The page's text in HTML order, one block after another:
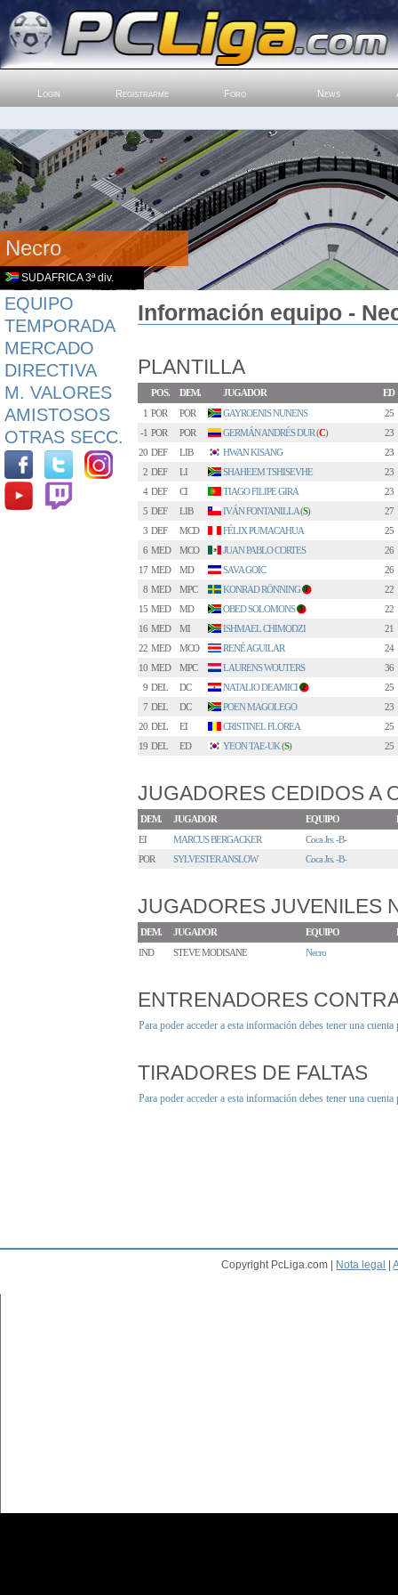
Login Registrarme Foro News
Necro
SUDAFRICA 3ª div.
EQUIPO
TEMPORADA
MERCADO
DIRECTIVA
M. VALORES
AMISTOSOS
OTRAS SECC.
Información equipo -
PLANTILLA
POS. DEM. JUGADOR
ED
1 POR POR GAYROENIS NUNENS
25
-1 POR POR GERMÁN ANDRÉS DUR(C)
23
20 DEF LIB HWAN KISANG
23
2 DEF LI SHAHEEM TSHISEVHE
23
4 DEF CI TIAGO FILIPE GIRA
23
5 DEF LIB IVÁN FONTANILLA(S)
27
3 DEF MCD FÉLIX PUMACAHUA
25
6 MED MCO JUAN PABLO CORTES
26
17 MED MD SAVA GOIC
26
8 MED MPC KONRAD RÖNNING 1
22
15 MED MD OBED SOLOMONS 3
22
16 MED MI ISHMAEL CHIMODZI
21
22 MED MCO RENÉ AGUILAR
24
10 MED MPC LAURENS WOUTERS
36
9 DEL DC NATALIO DEAMICI 2
25
7 DEL DC POEN MAGOLEGO
23
20 DEL EI CRISTINEL FLOREA
25
19 DEL ED YEON TAE-UK(S) 25
JUGADORES CEDIDOS A
DEM. JUGADOR EQUIPO
EI
MARCUS BERGACKER
Coca Jrs. -B-
POR
SYLVESTER ANSLOW Coca Jrs. -B-
JUGADORES JUVENILES
DEM. JUGADOR EQUIPO
IND
STEVE MODISANE Necro
ENTRENADORES
Para poder acceder a esta información debes tener una
TIRADORES DE FALTAS
Para poder acceder a esta información debes tener una
Copyright PcLiga.com | Nota legal |